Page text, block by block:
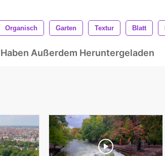
Organisch Garten Textur Blatt
Außerdem Heruntergeladen